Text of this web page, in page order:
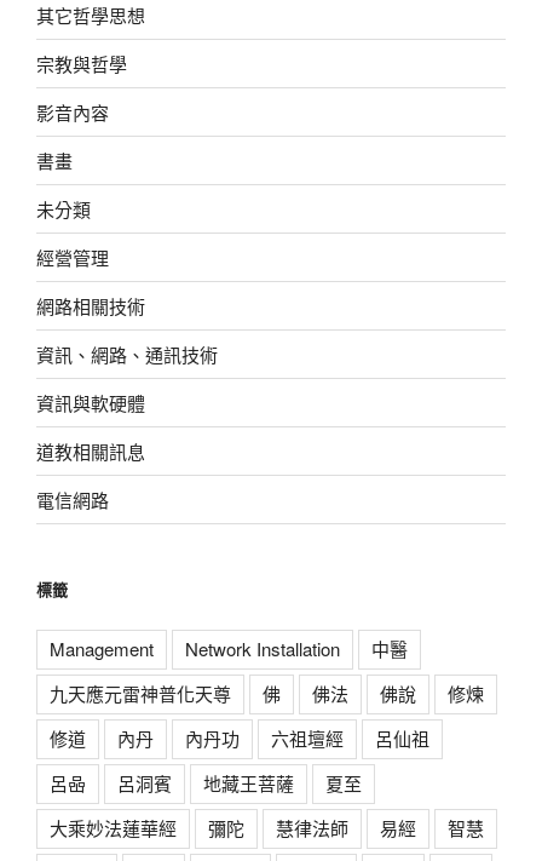
其它哲學思想
宗教與哲學
影音內容
書畫
未分類
經營管理
網路相關技術
資訊、網路、通訊技術
資訊與軟硬體
道教相關訊息
電信網路
標籤
Management Network Installation
中醫
九天應元雷神普化天尊
佛 佛法 佛說
修煉
修道
內丹 內丹功 六祖壇經
呂仙祖
呂喦
呂洞賓 地藏王菩薩
夏至
大乘妙法蓮華經
彌陀 慧律法師 易經
智慧